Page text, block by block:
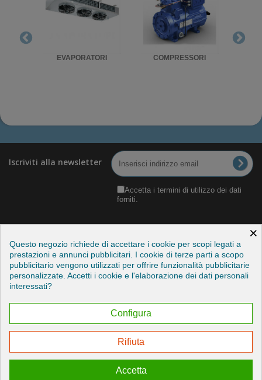
EVAPORATORI COMPRESSORI
Iscriviti alla newsletter
Accetta i termini di utilizzo dei dati
forniti.
Categorie
Informazioni
×
Questo negozio richiede di accettare i cookie per scopi legati a
prestazioni e annunci pubblicitari. I cookie di terze parti a scopo
pubblicitario vengono utilizzati per offrire funzionalità pubblicitarie
personalizzate. Accetti i cookie e l'elaborazione dei dati personali
interessati?
Configura
Rifiuta
Accetta